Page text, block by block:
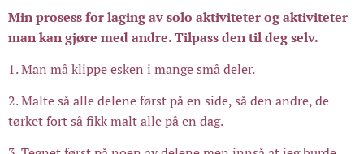
Min prosess for laging av solo aktiviteter og aktiviteter
man kan gjøre med andre. Tilpass den til deg selv.
1. Man må klippe esken i mange små deler.
2. Malte så alle delene først på en side, så den andre, de
tørket fort så fikk malt alle på en dag.